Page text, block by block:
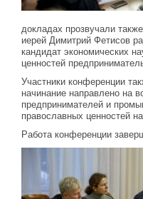
докладах прозвучали
иерей Димитрий Фетисов
кандидат экономических
ценностей
Участники конференции
начинание направлено на
предпринимателей и
православных ценностей
Работа конференции